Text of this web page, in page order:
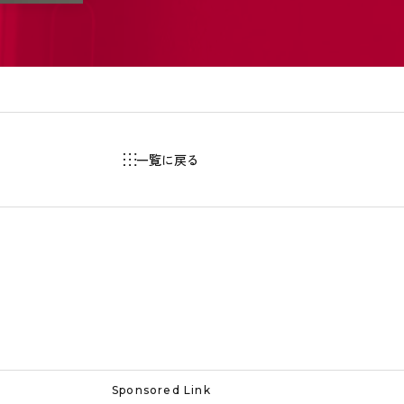
一覧に戻る
Sponsored Link